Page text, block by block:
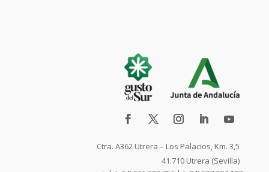
Ctra. A362 Utrera – Los Palacios, Km. 3,5
41.710 Utrera (Sevilla)